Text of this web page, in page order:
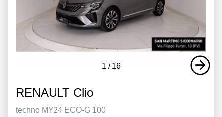
1 / 16
RENAULT Clio
techno MY24 ECO-G 100